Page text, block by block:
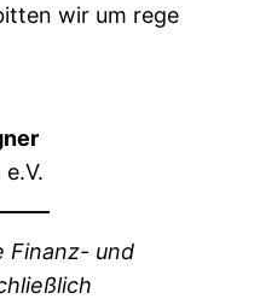
wir um rege
Finanz- und